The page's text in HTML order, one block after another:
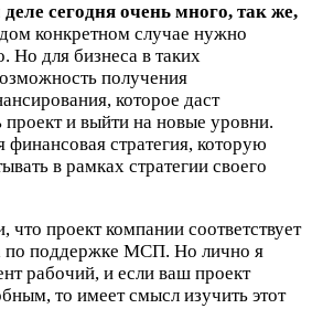
сегодня очень много, так же,
конкретном случае нужно
Но для бизнеса в таких
получения
которое даст
и выйти на новые уровни.
стратегия, которую
в рамках стратегии своего
что проект компании соответствует
по поддержке МСП. Но лично я
рабочий, и если ваш проект
то имеет смысл изучить этот